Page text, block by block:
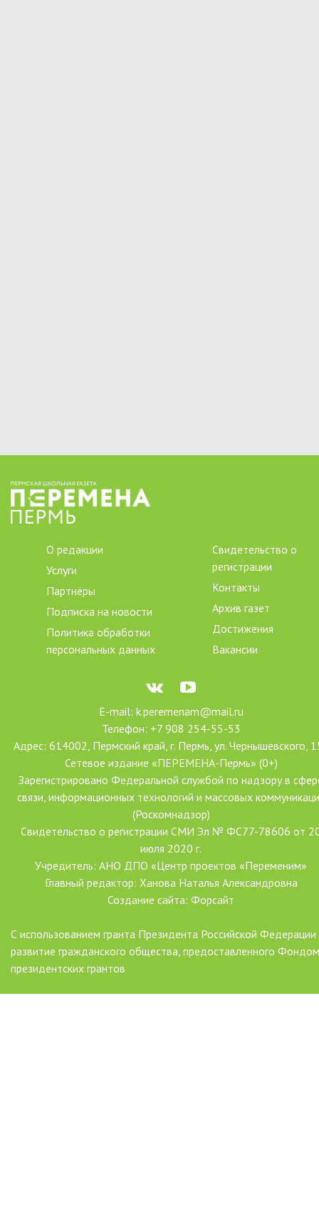
О редакции
Услуги
Партнёры
Подписка на новости
Политика обработки
персональных данных
Свидетельство о
регистрации
Контакты
Архив газет
Достижения
Вакансии
E-mail: k.peremenam@mail.ru
Телефон: +7 908 254-55-53
Адрес: 614002, Пермский край, г. Пермь, ул. Чернышевского,
Сетевое издание «ПЕРЕМЕНА-Пермь» (0+)
Зарегистрировано Федеральной службой по надзору в
связи, информационных технологий и массовых
(Роскомнадзор)
Свидетельство о регистрации СМИ Эл № ФС77-78606 от
июля 2020 г.
Учредитель: АНО ДПО «Центр проектов «Переменим»
Главный редактор: Ханова Наталья Александровна
Создание сайта: Форсайт
С использованием гранта Президента Российской Федерации
развитие гражданского общества, предоставленного Фондом
президентских грантов